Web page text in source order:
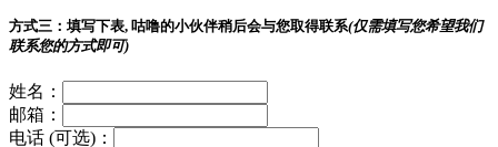
方式三： 填写下表, 咕噜的小伙伴稍后会与您取得联系(仅需填写您希望我们
联系您的方式即可)
姓名：
邮箱：
电话 (可选)：